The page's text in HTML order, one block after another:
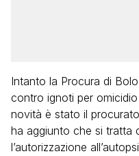
Intanto la Procura di
contro ignoti per
novità è stato il
ha aggiunto che si tratta
l’autorizzazione